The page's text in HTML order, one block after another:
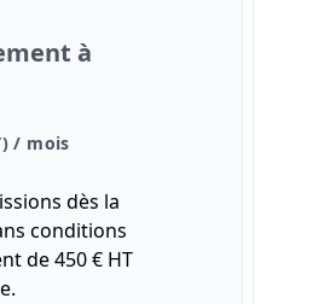
à
/ mois
dès la
conditions
de 450 € HT